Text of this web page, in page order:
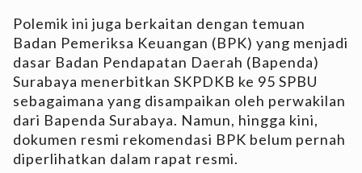
Polemik ini juga berkaitan dengan temuan
Badan Pemeriksa Keuangan (BPK) yang menjadi
dasar Badan Pendapatan Daerah (Bapenda)
Surabaya menerbitkan SKPDKB ke 95 SPBU
sebagaimana yang disampaikan oleh perwakilan
dari Bapenda Surabaya. Namun, hingga kini,
dokumen resmi rekomendasi BPK belum pernah
diperlihatkan dalam rapat resmi.